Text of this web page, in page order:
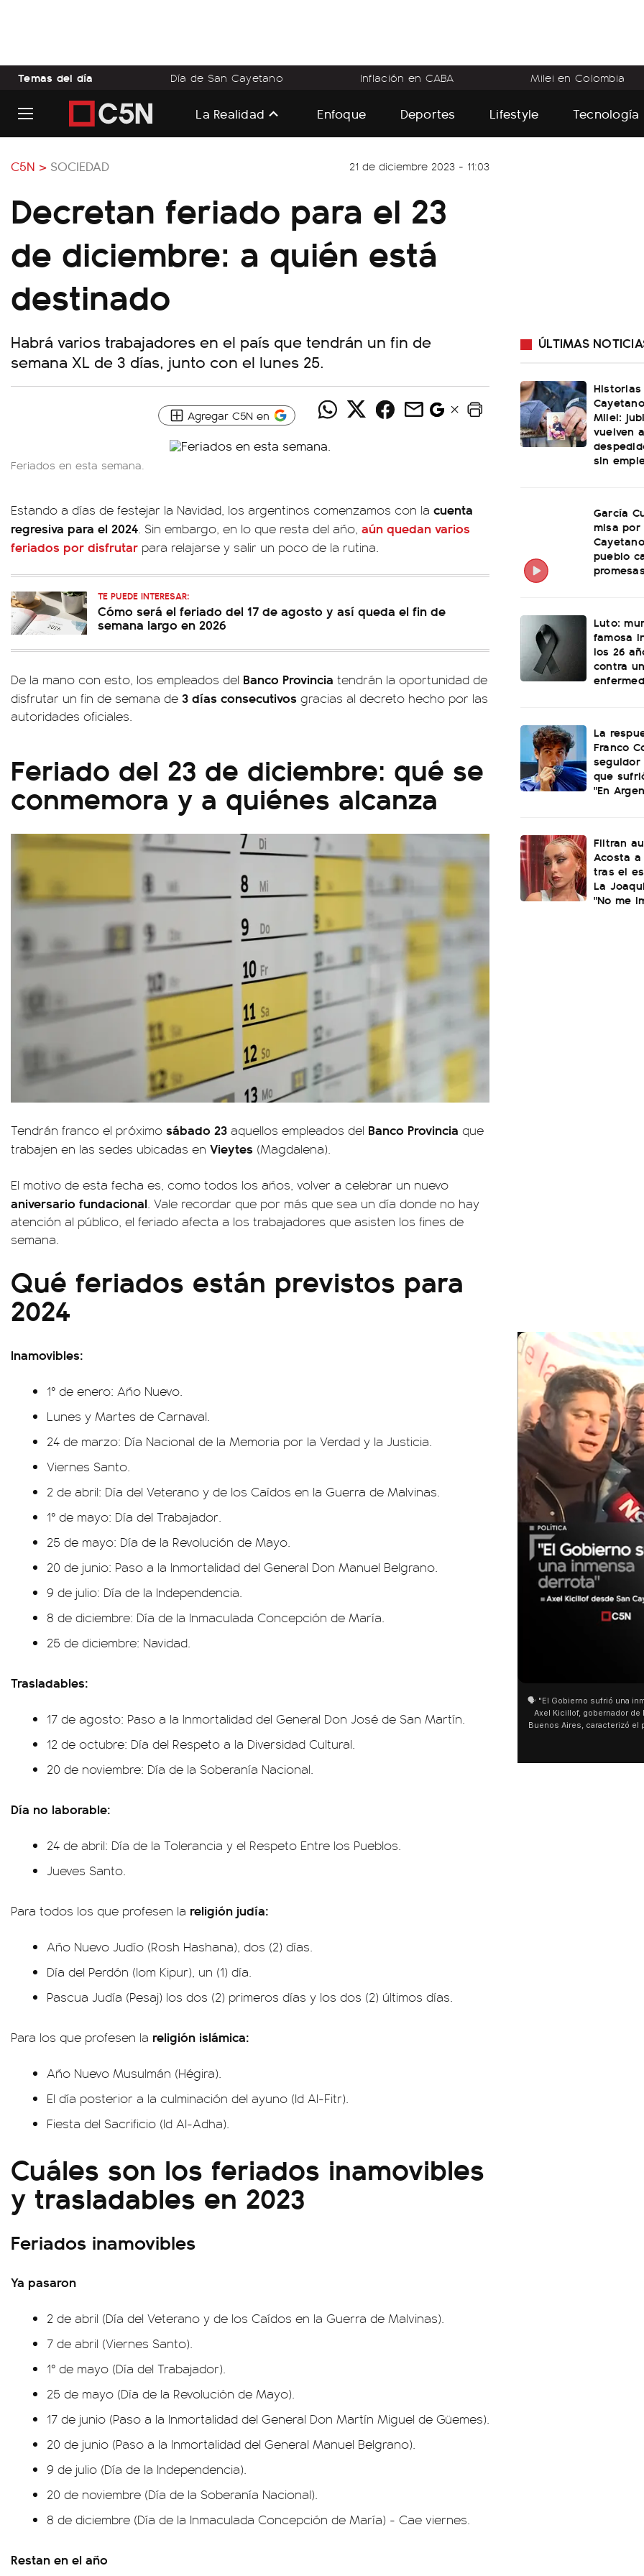
Temas del día Día de San Cayetano Inflación en CABA Milei en Colombia
La Realidad Enfoque Deportes Lifestyle Tecnología
C5N > SOCIEDAD 21 de diciembre 2023 - 11:03
Decretan feriado para el 23
de diciembre: a quién está
destinado
Habrá varios trabajadores en el país que tendrán un fin de
semana XL de 3 días, junto con el lunes 25.
Agregar C5N en
Feriados en esta semana.
Estando a días de festejar la Navidad, los argentinos comenzamos con la cuenta
regresiva para el 2024. Sin embargo, en lo que resta del año, aún quedan varios
feriados por disfrutar para relajarse y salir un poco de la rutina.
TE PUEDE INTERESAR:
Cómo será el feriado del 17 de agosto y así queda el fin de
semana largo en 2026
De la mano con esto, los empleados del Banco Provincia tendrán la oportunidad de
disfrutar un fin de semana de 3 días consecutivos gracias al decreto hecho por las
autoridades oficiales.
Feriado del 23 de diciembre: qué se
conmemora y a quiénes alcanza
Tendrán franco el próximo sábado 23 aquellos empleados del Banco Provincia que
trabajen en las sedes ubicadas en Vieytes (Magdalena).
El motivo de esta fecha es, como todos los años, volver a celebrar un nuevo
aniversario fundacional. Vale recordar que por más que sea un día donde no hay
atención al público, el feriado afecta a los trabajadores que asisten los fines de
semana.
Qué feriados están previstos para
2024
Inamovibles:
1° de enero: Año Nuevo.
Lunes y Martes de Carnaval.
24 de marzo: Día Nacional de la Memoria por la Verdad y la Justicia.
Viernes Santo.
2 de abril: Día del Veterano y de los Caídos en la Guerra de Malvinas.
1° de mayo: Día del Trabajador.
25 de mayo: Día de la Revolución de Mayo.
20 de junio: Paso a la Inmortalidad del General Don Manuel Belgrano.
9 de julio: Día de la Independencia.
8 de diciembre: Día de la Inmaculada Concepción de María.
25 de diciembre: Navidad.
Trasladables:
17 de agosto: Paso a la Inmortalidad del General Don José de San Martín.
12 de octubre: Día del Respeto a la Diversidad Cultural.
20 de noviembre: Día de la Soberanía Nacional.
Día no laborable:
24 de abril: Día de la Tolerancia y el Respeto Entre los Pueblos.
Jueves Santo.
Para todos los que profesen la religión judía:
Año Nuevo Judío (Rosh Hashana), dos (2) días.
Día del Perdón (Iom Kipur), un (1) día.
Pascua Judía (Pesaj) los dos (2) primeros días y los dos (2) últimos días.
Para los que profesen la religión islámica:
Año Nuevo Musulmán (Hégira).
El día posterior a la culminación del ayuno (Id Al-Fitr).
Fiesta del Sacrificio (Id Al-Adha).
Cuáles son los feriados inamovibles
y trasladables en 2023
Feriados inamovibles
Ya pasaron
2 de abril (Día del Veterano y de los Caídos en la Guerra de Malvinas).
7 de abril (Viernes Santo).
1° de mayo (Día del Trabajador).
25 de mayo (Día de la Revolución de Mayo).
17 de junio (Paso a la Inmortalidad del General Don Martín Miguel de Güemes).
20 de junio (Paso a la Inmortalidad del General Manuel Belgrano).
9 de julio (Día de la Independencia).
20 de noviembre (Día de la Soberanía Nacional).
8 de diciembre (Día de la Inmaculada Concepción de María) - Cae viernes.
Restan en el año
ÚLTIMAS
Historias
Milei:
vuelven
sin
García
misa por
pueblo
Luto:
famosa
los 26
contra
La
Franco
seguidor
que
"En
Filtran
Acosta
tras el
La
"No me
🗣️ "El Gobierno sufrió una inmensa
Axel Kicillof, gobernador de la
Buenos Aires, caracterizó el
como "una lista sábana con temas
y destacó "la movilización popular".